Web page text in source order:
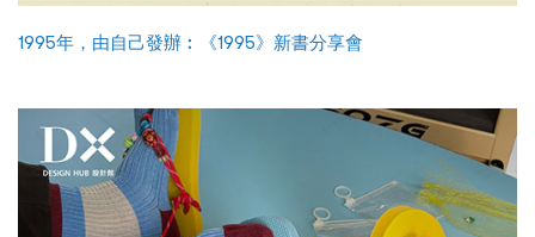
1995年，由自己發辦︰《1995》新書分享會